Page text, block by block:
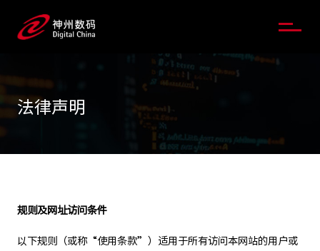
法律声明
规则及网址访问条件
以下规则（或称“使用条款”）适用于所有访问本网站的用户或